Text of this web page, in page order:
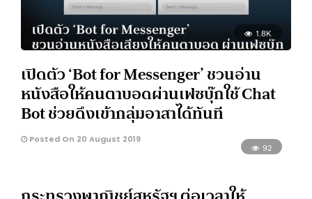
1.8K
เปิดตัว ‘Bot for Messenger’ ชวนอ่าน
หนังสือให้คนตาบอดผ่านเฟซบุ๊กใช้ Chat
Bot ช่วยดึงเข้ากลุ่มอาสาได้ทันที
Posted On 20 August 2019
92